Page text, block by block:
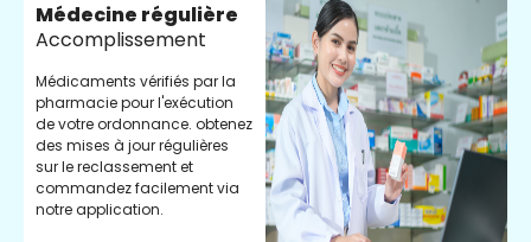
Médecine régulière
Accomplissement
Médicaments vérifiés par la
pharmacie pour l'exécution
de votre ordonnance. obtenez
des mises à jour régulières
sur le reclassement et
commandez facilement via
notre application.